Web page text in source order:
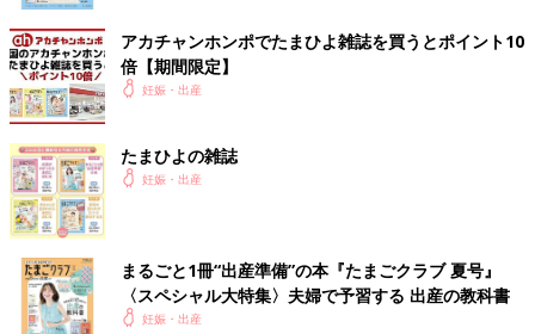
アカチャンホンポでたまひよ雑誌を買うとポイント10
倍【期間限定】
妊娠・出産
たまひよの雑誌
妊娠・出産
まるごと1冊“出産準備”の本『たまごクラブ 夏号』
〈スペシャル大特集〉夫婦で予習する 出産の教科書
妊娠・出産